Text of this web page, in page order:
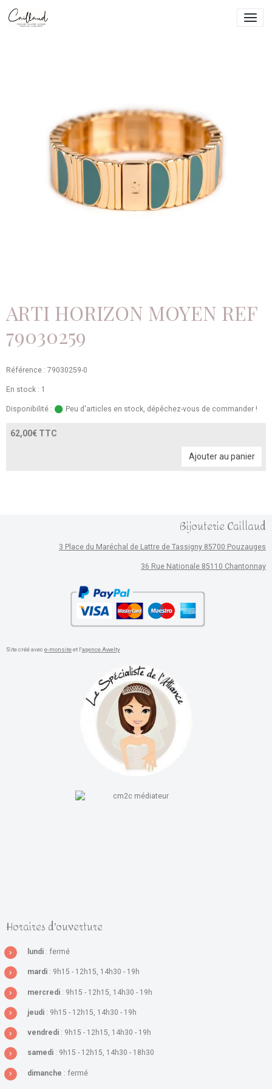
ARTI HORIZON MOYEN REF
79030259
Référence : 79030259-0
En stock : 1
Disponibilité : Peu d'articles en stock, dépêchez-vous de commander !
62,00€ TTC
Ajouter au panier
Bijouterie Caillaud
3 Place du Maréchal de Lattre de Tassigny 85700 Pouzauges
36 Rue Nationale 85110 Chantonnay
Site créé avece-monsiteet l'agence Awelty
Horaires d'ouverture
lundi : fermé
mardi : 9h15 - 12h15, 14h30 - 19h
mercredi : 9h15 - 12h15, 14h30 - 19h
jeudi : 9h15 - 12h15, 14h30 - 19h
vendredi : 9h15 - 12h15, 14h30 - 19h
samedi : 9h15 - 12h15, 14h30 - 18h30
dimanche : fermé